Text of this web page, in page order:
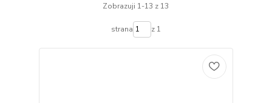
Zobrazuji 1-13 z 13
strana z 1